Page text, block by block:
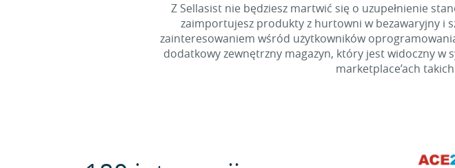
Z Sellasist nie będziesz martwić się o uzupełnienie
zaimportujesz produkty z hurtowni w bezawaryjny i
zainteresowaniem wśród użytkowników
dodatkowy zewnętrzny magazyn, który jest widoczny w
marketplace’ach